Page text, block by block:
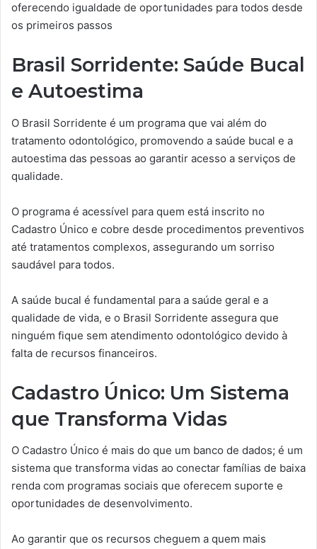
oferecendo igualdade de oportunidades para todos desde
os primeiros passos
Brasil Sorridente: Saúde Bucal
e Autoestima
O Brasil Sorridente é um programa que vai além do
tratamento odontológico, promovendo a saúde bucal e a
autoestima das pessoas ao garantir acesso a serviços de
qualidade.
O programa é acessível para quem está inscrito no
Cadastro Único e cobre desde procedimentos preventivos
até tratamentos complexos, assegurando um sorriso
saudável para todos.
A saúde bucal é fundamental para a saúde geral e a
qualidade de vida, e o Brasil Sorridente assegura que
ninguém fique sem atendimento odontológico devido à
falta de recursos financeiros.
Cadastro Único: Um Sistema
que Transforma Vidas
O Cadastro Único é mais do que um banco de dados; é um
sistema que transforma vidas ao conectar famílias de baixa
renda com programas sociais que oferecem suporte e
oportunidades de desenvolvimento.
Ao garantir que os recursos cheguem a quem mais